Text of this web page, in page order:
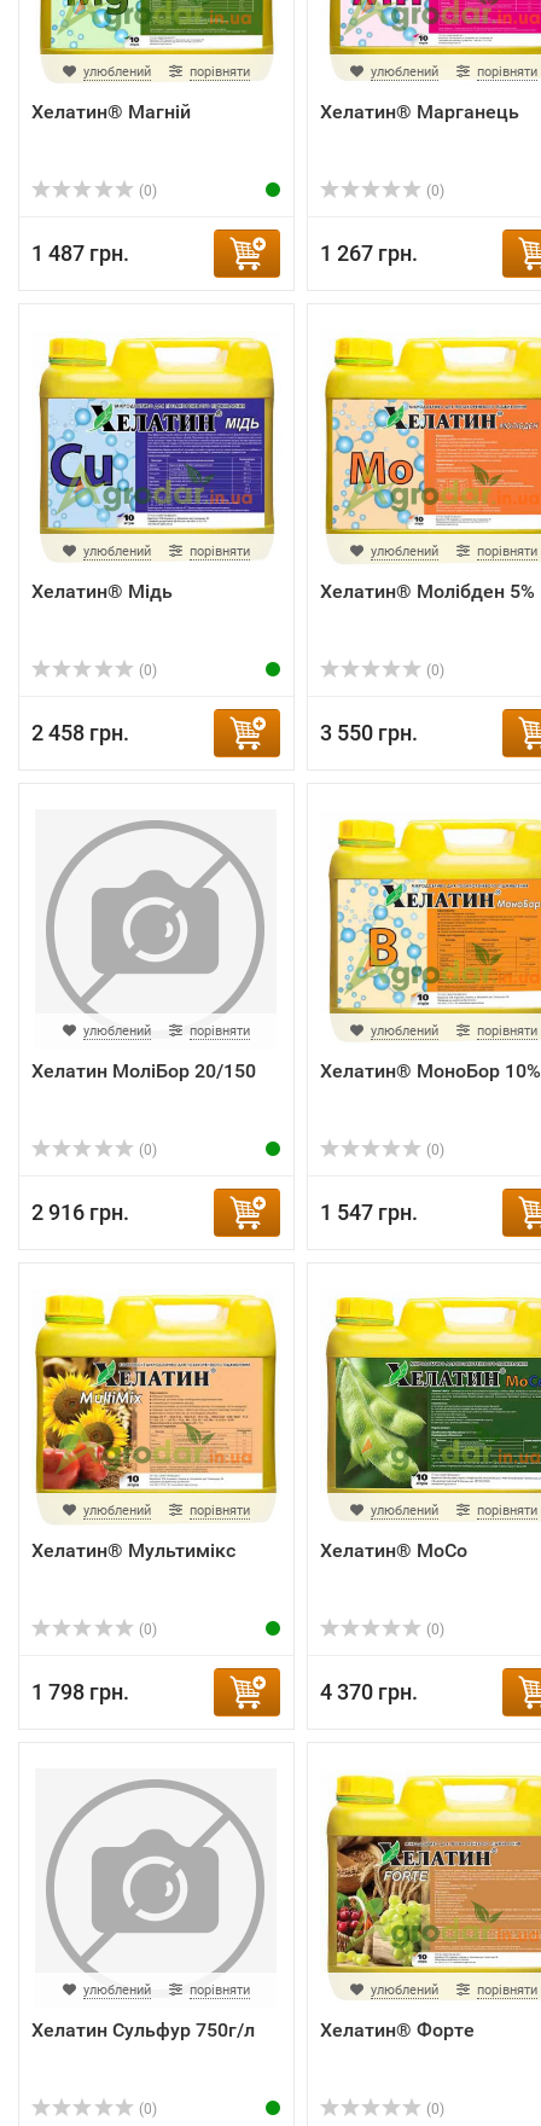
улюблений порівняти
Хелатин® Магній
(0)
1 487 грн.
улюблений порівняти
Хелатин® Марганець
(0)
1 267 грн.
улюблений порівняти
Хелатин® Мідь
(0)
2 458 грн.
улюблений порівняти
Хелатин® Молібден 5%
(0)
3 550 грн.
улюблений порівняти
Хелатин МоліБор 20/150
(0)
2 916 грн.
улюблений порівняти
Хелатин® МоноБор 10%
(0)
1 547 грн.
улюблений порівняти
Хелатин® Мультимікс
(0)
1 798 грн.
улюблений порівняти
Хелатин® MoCo
(0)
4 370 грн.
улюблений порівняти
Хелатин Сульфур 750г/л
(0)
улюблений порівняти
Хелатин® Форте
(0)